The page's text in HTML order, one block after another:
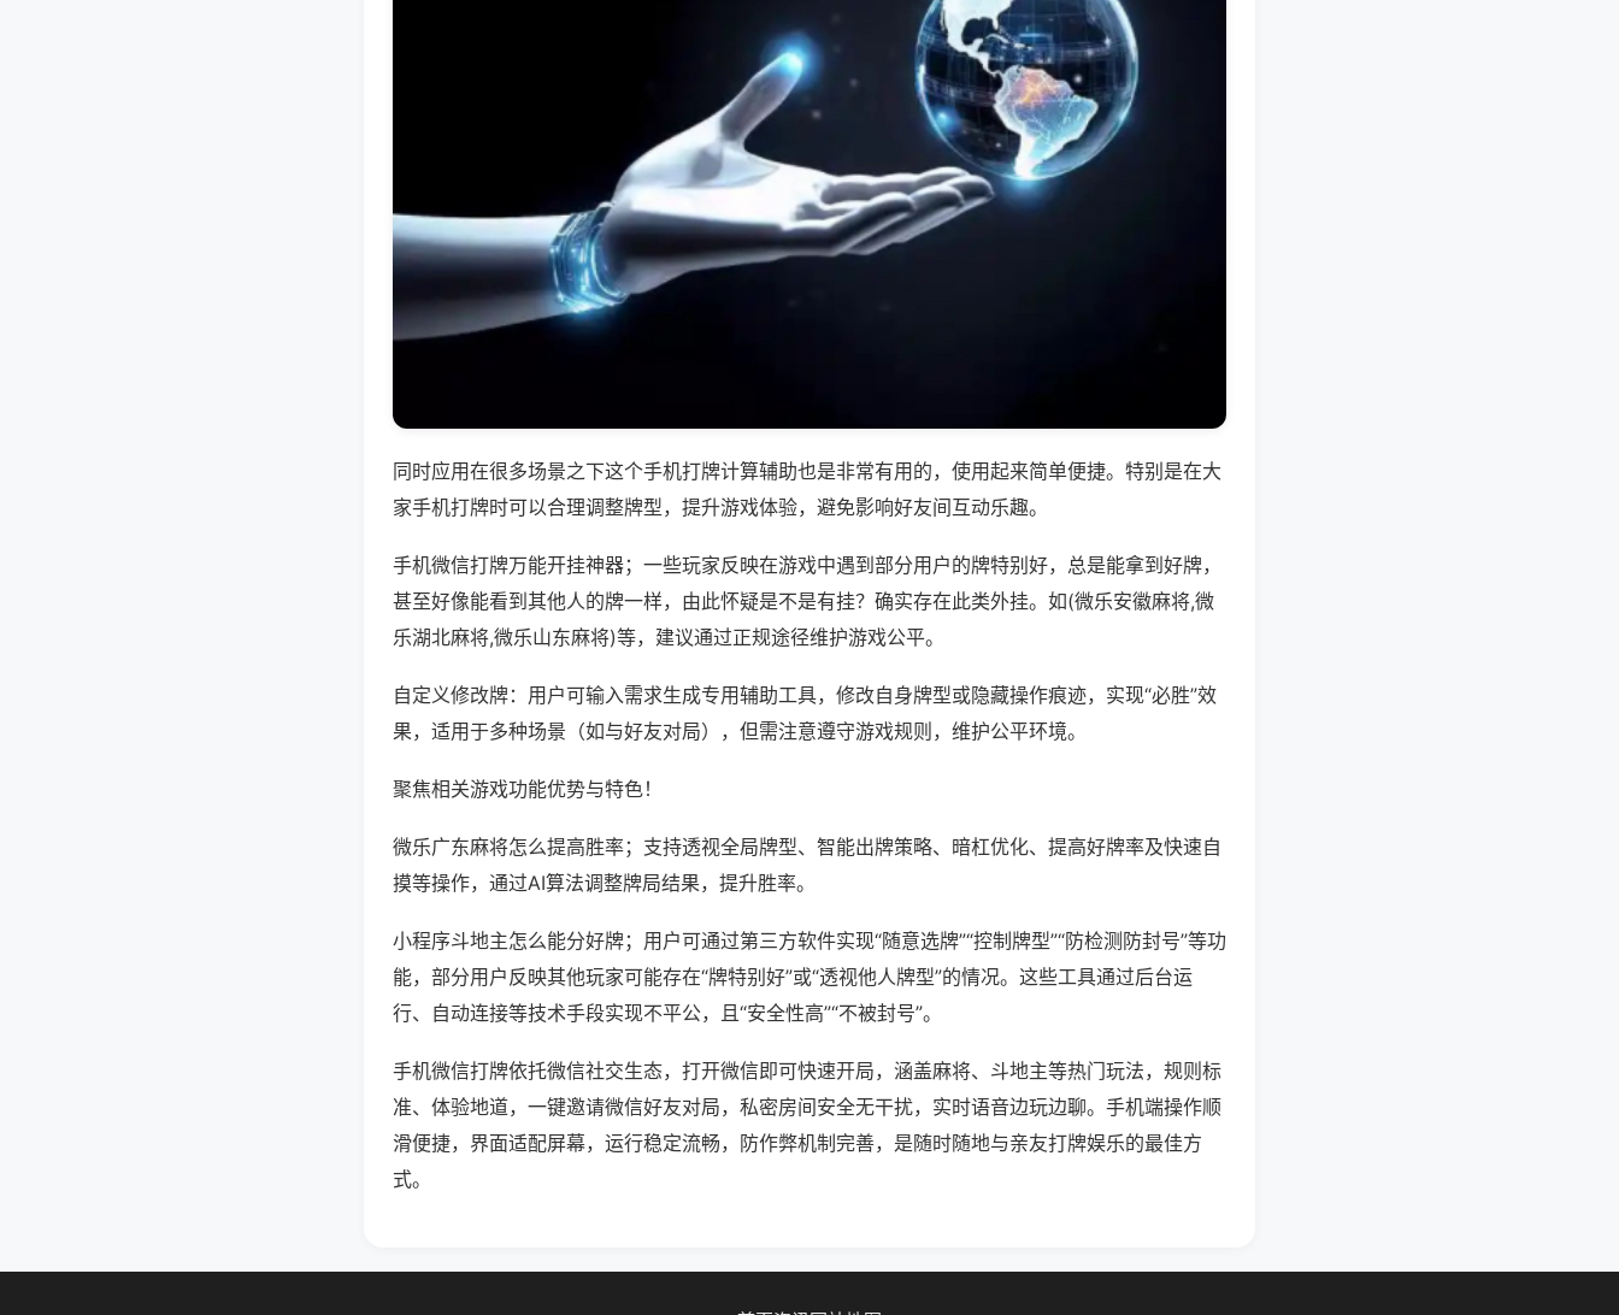
同时应用在很多场景之下这个手机打牌计算辅助也是非常有用的，使用起来简单便捷。特别是在大
家手机打牌时可以合理调整牌型，提升游戏体验，避免影响好友间互动乐趣。
手机微信打牌万能开挂神器；一些玩家反映在游戏中遇到部分用户的牌特别好，总是能拿到好牌，
甚至好像能看到其他人的牌一样，由此怀疑是不是有挂？确实存在此类外挂。如(微乐安徽麻将,微
乐湖北麻将,微乐山东麻将)等，建议通过正规途径维护游戏公平。
自定义修改牌：用户可输入需求生成专用辅助工具，修改自身牌型或隐藏操作痕迹，实现“必胜”效
果，适用于多种场景（如与好友对局），但需注意遵守游戏规则，维护公平环境。
聚焦相关游戏功能优势与特色！
微乐广东麻将怎么提高胜率；支持透视全局牌型、智能出牌策略、暗杠优化、提高好牌率及快速自
摸等操作，通过AI算法调整牌局结果，提升胜率。
小程序斗地主怎么能分好牌；用户可通过第三方软件实现“随意选牌”“控制牌型”“防检测防封号”等功
能，部分用户反映其他玩家可能存在“牌特别好”或“透视他人牌型”的情况。这些工具通过后台运
行、自动连接等技术手段实现不平公，且“安全性高”“不被封号”。
手机微信打牌依托微信社交生态，打开微信即可快速开局，涵盖麻将、斗地主等热门玩法，规则标
准、体验地道，一键邀请微信好友对局，私密房间安全无干扰，实时语音边玩边聊。手机端操作顺
滑便捷，界面适配屏幕，运行稳定流畅，防作弊机制完善，是随时随地与亲友打牌娱乐的最佳方
式。